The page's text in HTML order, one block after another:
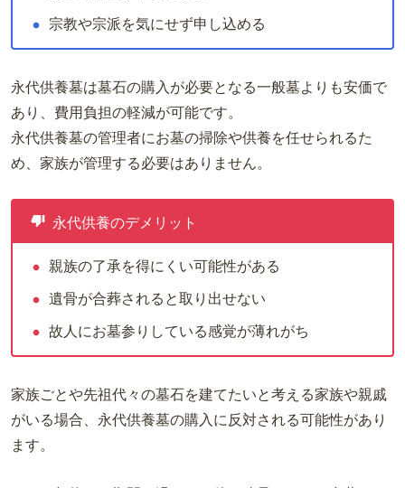
宗教や宗派を気にせず申し込める
永代供養墓は墓石の購入が必要となる一般墓よりも安価で
あり、費用負担の軽減が可能です。
永代供養墓の管理者にお墓の掃除や供養を任せられるた
め、家族が管理する必要はありません。
永代供養のデメリット
親族の了承を得にくい可能性がある
遺骨が合葬されると取り出せない
故人にお墓参りしている感覚が薄れがち
家族ごとや先祖代々の墓石を建てたいと考える家族や親戚
がいる場合、永代供養墓の購入に反対される可能性があり
ます。